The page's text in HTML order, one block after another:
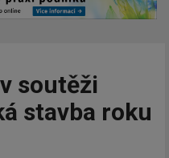
soutěži
stavba roku